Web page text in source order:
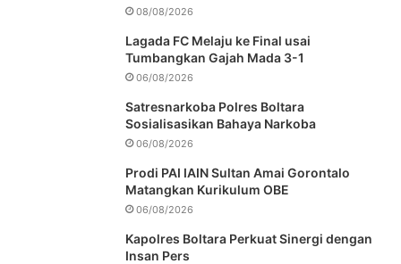
08/08/2026
Lagada FC Melaju ke Final usai
Tumbangkan Gajah Mada 3-1
06/08/2026
Satresnarkoba Polres Boltara
Sosialisasikan Bahaya Narkoba
06/08/2026
Prodi PAI IAIN Sultan Amai Gorontalo
Matangkan Kurikulum OBE
06/08/2026
Kapolres Boltara Perkuat Sinergi dengan
Insan Pers